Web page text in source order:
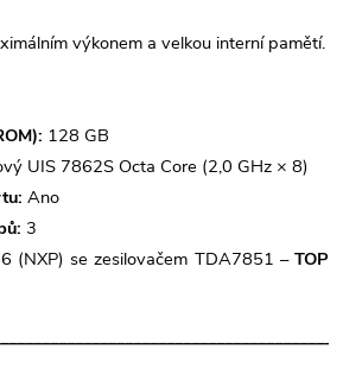
výkonem a velkou interní pamětí.
128 GB
UIS 7862S Octa Core (2,0 GHz × 8)
Ano
3
(NXP) se zesilovačem TDA7851 – TOP